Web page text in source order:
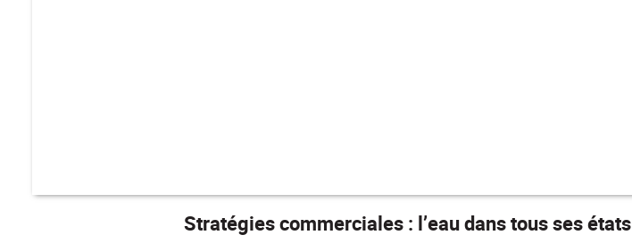
Stratégies commerciales : l’eau dans tous ses états